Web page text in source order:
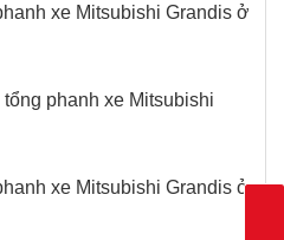
xe Mitsubishi Grandis ở
phanh xe Mitsubishi
xe Mitsubishi Grandis ở